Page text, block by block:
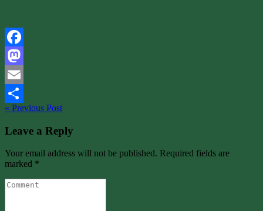
Facebook
Mastodon
Email
Share
« Previous Post
Leave a Reply
Your email address will not be published. Required fields are
marked *